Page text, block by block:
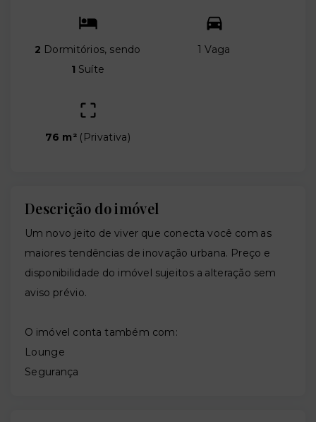
2 Dormitórios, sendo
1 Suíte
1 Vaga
76 m² ( Privativa)
Descrição do imóvel
Um novo jeito de viver que conecta você com as
maiores tendências de inovação urbana. Preço e
disponibilidade do imóvel sujeitos a alteração sem
aviso prévio.
O imóvel conta também com:
Lounge
Segurança